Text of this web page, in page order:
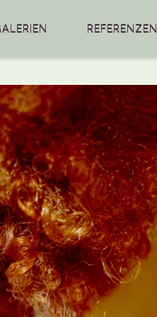
REFERENZEN